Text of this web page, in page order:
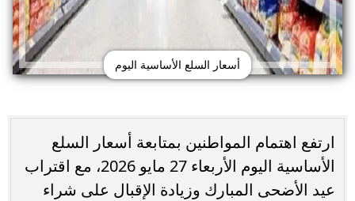
أسعار السلع الأساسية اليوم
ارتفع اهتمام المواطنين بمتابعة أسعار السلع
الأساسية اليوم الأربعاء 27 مايو 2026، مع اقتراب
عيد الأضحى المبارك وزيادة الإقبال على شراء